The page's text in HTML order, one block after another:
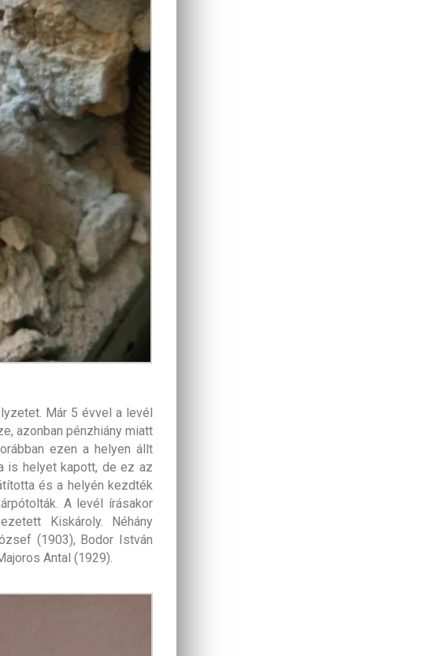
Már 5 évvel a levél
azonban pénzhiány miatt
ezen a helyen állt
is helyet kapott, de ez az
és a helyén kezdték
A levél írásakor
Kiskároly. Néhány
(1903), Bodor István
Antal (1929).